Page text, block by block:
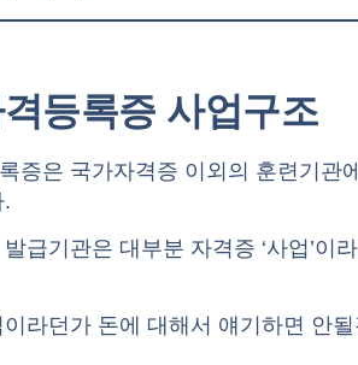
등록증 사업구조
증은 국가자격증 이외의 훈련기관
급기관은 대부분 자격증 ‘사업’이
라던가 돈에 대해서 얘기하면 안